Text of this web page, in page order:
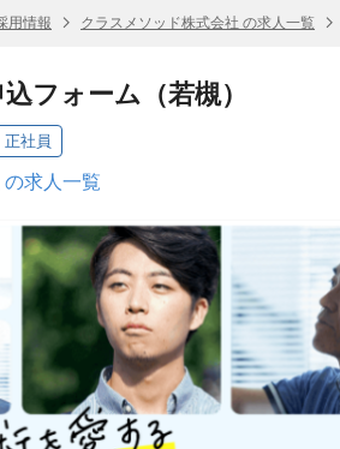
用情報 クラスメソッド株式会社 の求人一覧
フォーム（若槻）
正社員
求人一覧